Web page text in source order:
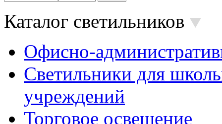
Каталог светильников
Офисно-
Светильники для
учреждений
Торговое освещение